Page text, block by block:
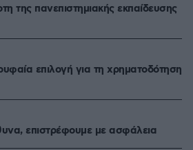
της πανεπιστημιακής εκπαίδευσης
επιλογή για τη χρηματοδότηση
επιστρέφουμε με ασφάλεια